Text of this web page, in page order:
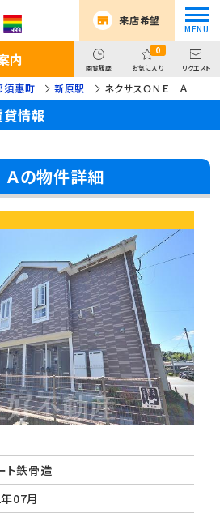
来店希望
内 閲覧履歴
0
お気に入り リクエスト
須惠町 新原駅 ネクサスＯＮＥ Ａ
貸情報
の物件詳細
ト鉄骨造
07月